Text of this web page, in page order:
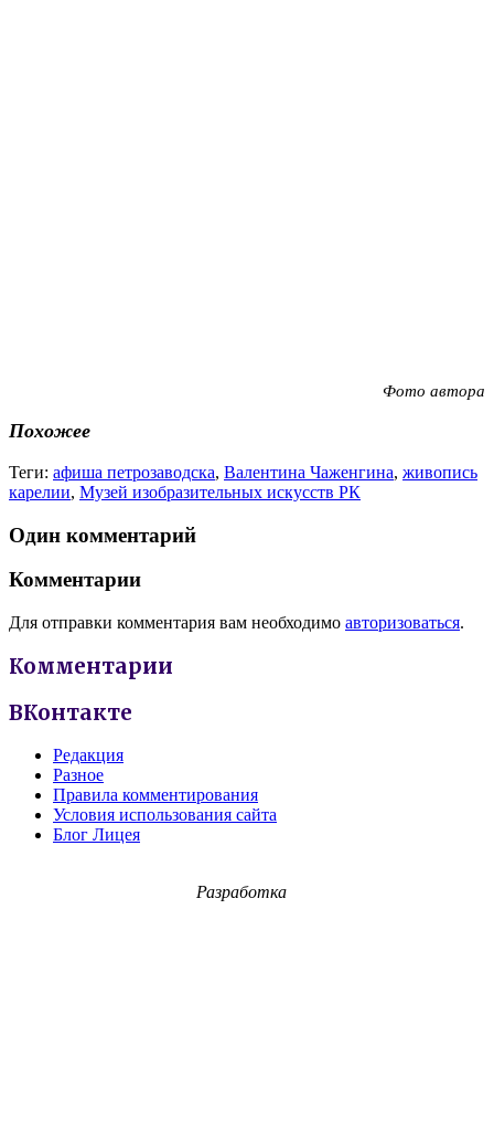
Фото автора
Похожее
Теги: афиша петрозаводска, Валентина Чаженгина, живопись
карелии, Музей изобразительных искусств РК
Один комментарий
Комментарии
Для отправки комментария вам необходимо авторизоваться.
Комментарии
ВКонтакте
Редакция
Разное
Правила комментирования
Условия использования сайта
Блог Лицея
Разработка